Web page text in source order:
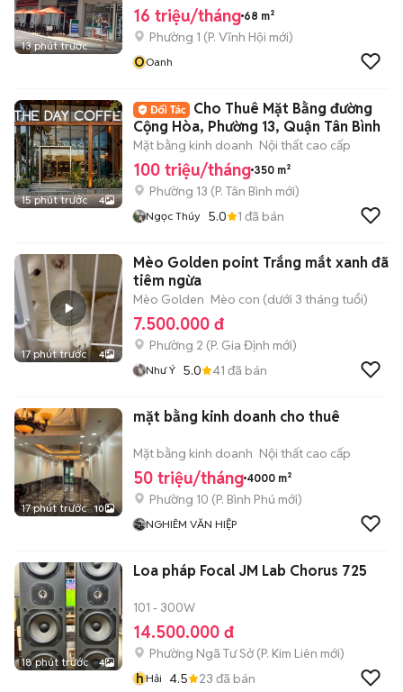
13 phút trước
16 triệu/tháng 68 m²
Phường 1 (P. Vĩnh Hội mới)
OOanh
15 phút trước 4
Cho Thuê Mặt Bằng đường
Cộng Hòa, Phường 13, Quận Tân Bình
Mặt bằng kinh doanh Nội thất cao cấp
100 triệu/tháng 350 m²
Phường 13 (P. Tân Bình mới)
Ngọc Thúy 5.0 1 đã bán
17 phút trước 4
Mèo Golden point Trắng mắt xanh đã
tiêm ngừa
Mèo Golden Mèo con (dưới 3 tháng tuổi)
7.500.000 đ
Phường 2 (P. Gia Định mới)
Như Ý 5.0 41 đã bán
17 phút trước 10
mặt bằng kinh doanh cho thuê
Mặt bằng kinh doanh Nội thất cao cấp
50 triệu/tháng 4000 m²
Phường 10 (P. Bình Phú mới)
NGHIÊM VĂN HIỆP
18 phút trước 4
Loa pháp Focal JM Lab Chorus 725
101 - 300W
14.500.000 đ
Phường Ngã Tư Sở(P. Kim Liên mới)
hHải 4.5 23 đã bán